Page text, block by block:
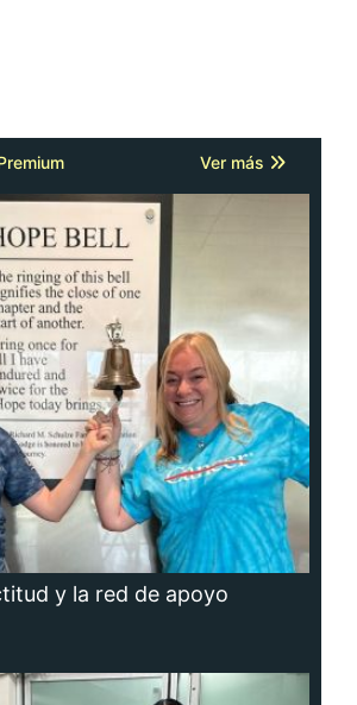
Ver más
y la red de apoyo